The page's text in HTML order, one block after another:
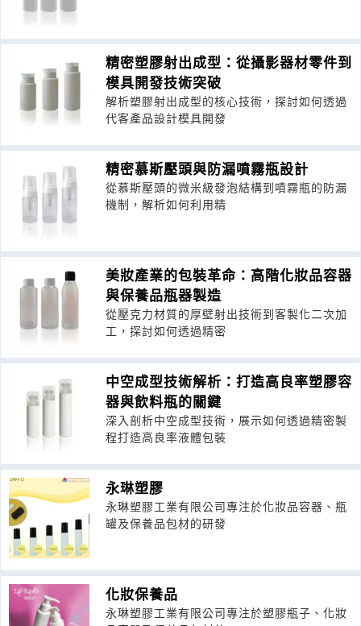
精密塑膠射出成型：從攝影器材零件到
模具開發技術突破
解析塑膠射出成型的核心技術，探討如何透過
代客產品設計模具開發
精密慕斯壓頭與防漏噴霧瓶設計
從慕斯壓頭的微米級發泡結構到噴霧瓶的防漏
機制，解析如何利用精
美妝產業的包裝革命：高階化妝品容器
與保養品瓶器製造
從壓克力材質的厚壁射出技術到客製化二次加
工，探討如何透過精密
中空成型技術解析：打造高良率塑膠容
器與飲料瓶的關鍵
深入剖析中空成型技術，展示如何透過精密製
程打造高良率液體包裝
永琳塑膠
永琳塑膠工業有限公司專注於化妝品容器、瓶
罐及保養品包材的研發
化妝保養品
永琳塑膠工業有限公司專注於塑膠瓶子、化妝